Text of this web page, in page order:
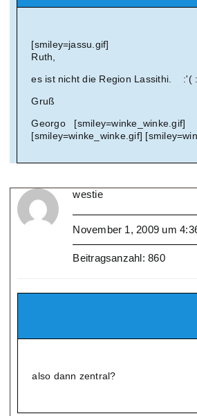
[smiley=jassu.gif]
Ruth,
es ist nicht die Region Lassithi. :'(
Gruß
Georgo [smiley=winke_winke.gif]
[smiley=winke_winke.gif]
westie
November 1, 2009 um
Beitragsanzahl: 860
also dann zentral?